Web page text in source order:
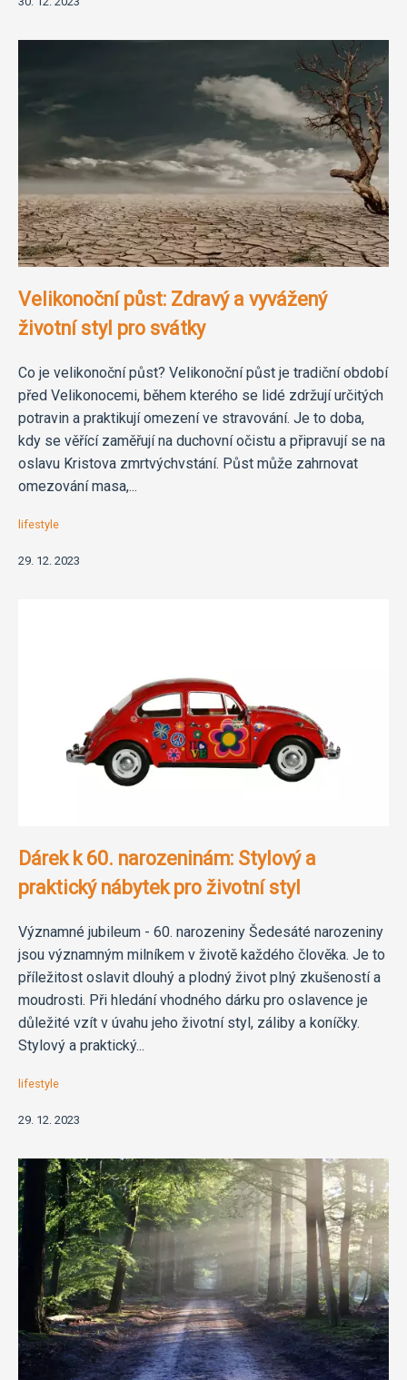
Velikonoční půst: Zdravý a vyvážený
životní styl pro svátky
Co je velikonoční půst? Velikonoční půst je tradiční období
před Velikonocemi, během kterého se lidé zdržují určitých
potravin a praktikují omezení ve stravování. Je to doba,
kdy se věřící zaměřují na duchovní očistu a připravují se na
oslavu Kristova zmrtvýchvstání. Půst může zahrnovat
omezování masa,...
lifestyle
29. 12. 2023
Dárek k 60. narozeninám: Stylový a
praktický nábytek pro životní styl
Významné jubileum - 60. narozeniny Šedesáté narozeniny
jsou významným milníkem v životě každého člověka. Je to
příležitost oslavit dlouhý a plodný život plný zkušeností a
moudrosti. Při hledání vhodného dárku pro oslavence je
důležité vzít v úvahu jeho životní styl, záliby a koníčky.
Stylový a praktický...
lifestyle
29. 12. 2023